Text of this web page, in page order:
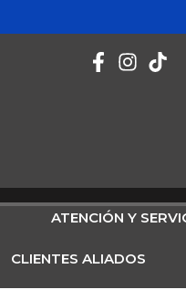
ATENCIÓN Y
CLIENTES ALIADOS